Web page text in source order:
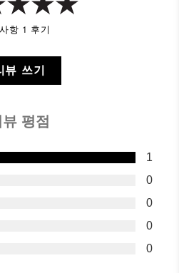
항 1 후기
뷰 쓰기
뷰 평점
1
0
0
0
0